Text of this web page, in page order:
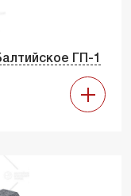
ГП-1